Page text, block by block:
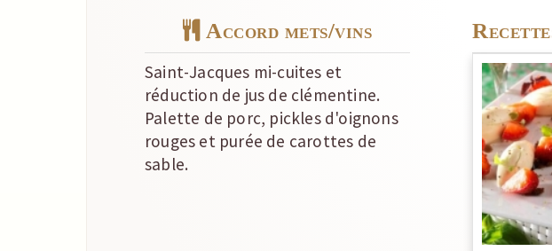
Accord mets/vins
Saint-Jacques mi-cuites et
réduction de jus de clémentine.
Palette de porc, pickles d'oignons
rouges et purée de carottes de
sable.